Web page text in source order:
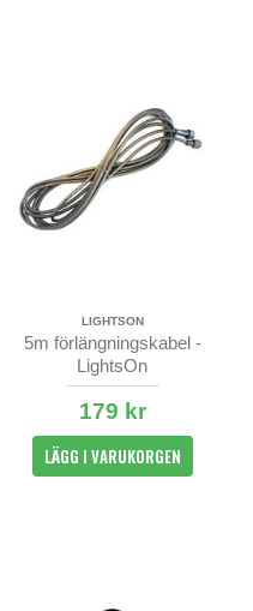
LIGHTSON
5m förlängningskabel -
LightsOn
179 kr
LÄGG I VARUKORGEN